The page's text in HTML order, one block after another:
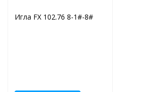
Игла FX 102.76 8-1#-8#